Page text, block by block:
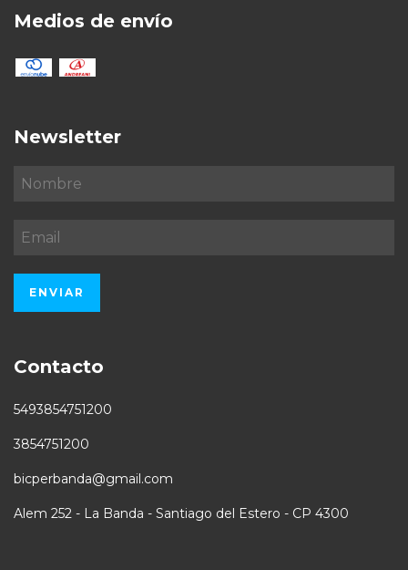
Medios de envío
Newsletter
Contacto
5493854751200
3854751200
bicperbanda@gmail.com
Alem 252 - La Banda - Santiago del Estero - CP 4300